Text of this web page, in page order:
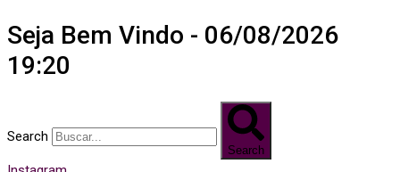
Seja Bem Vindo - 06/08/2026
19:20
Search
Search